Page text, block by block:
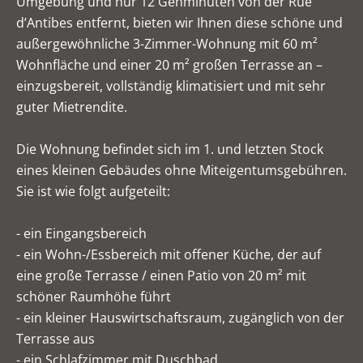
d’Antibes entfernt, bieten wir Ihnen diese schöne und
außergewöhnliche 3-Zimmer-Wohnung mit 60 m²
Wohnfläche und einer 20 m² großen Terrasse an –
einzugsbereit, vollständig klimatisiert und mit sehr
guter Mietrendite.
Die Wohnung befindet sich im 1. und letzten Stock
eines kleinen Gebäudes ohne Miteigentumsgebühren.
Sie ist wie folgt aufgeteilt:
- ein Eingangsbereich
- ein Wohn-/Essbereich mit offener Küche, der auf
eine große Terrasse / einen Patio von 20 m² mit
schöner Raumhöhe führt
- ein kleiner Hauswirtschaftsraum, zugänglich von der
Terrasse aus